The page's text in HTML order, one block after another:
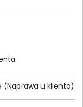
(Naprawa u klienta)